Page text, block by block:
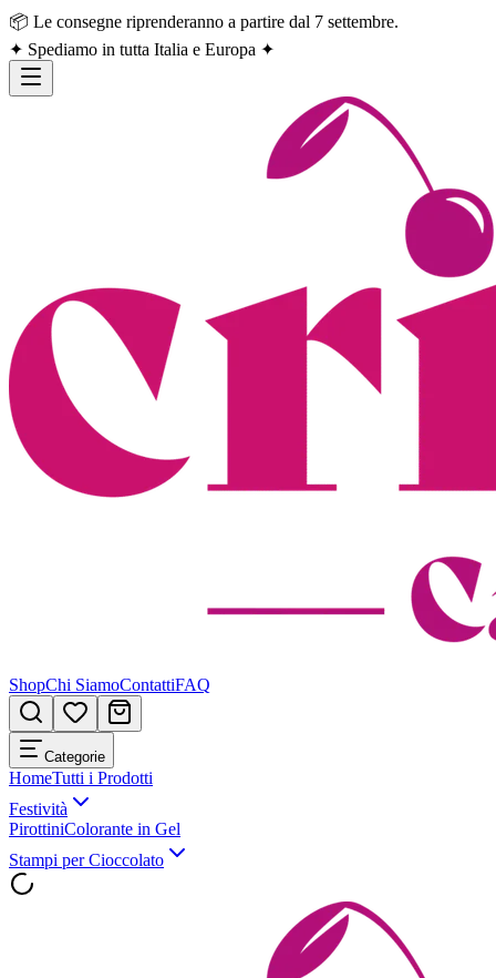
📦 Le consegne riprenderanno a partire dal 7 settembre.
✦ Spediamo in tutta Italia e Europa ✦
ShopChi SiamoContattiFAQ
Categorie
HomeTutti i Prodotti
Festività
PirottiniColorante in Gel
Stampi per Cioccolato